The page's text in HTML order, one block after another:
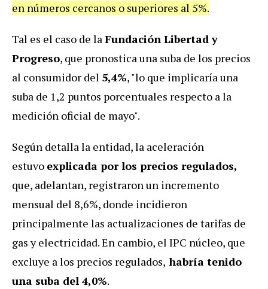
en números cercanos o superiores al 5%.
Tal es el caso de laFundación Libertad y
Progreso, que pronostica una suba de los precios
al consumidor del 5,4%, "lo que implicaría una
suba de 1,2 puntos porcentuales respecto a la
medición oficial de mayo".
Según detalla la entidad, la aceleración
estuvo explicada por los precios regulados,
que, adelantan, registraron un incremento
mensual del 8,6%, donde incidieron
principalmente las actualizaciones de tarifas de
gas y electricidad. En cambio, el IPC núcleo, que
excluye a los precios regulados, habría tenido
una suba del 4,0%.